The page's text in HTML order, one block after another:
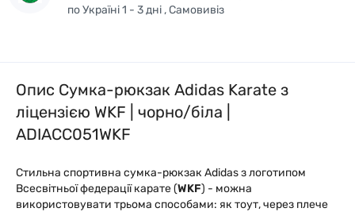
по Україні 1 - 3 дні , Самовивіз
Опис Сумка-рюкзак Adidas Karate з
ліцензією WKF | чорно/біла |
ADIACC051WKF
Стильна спортивна сумка-рюкзак Adidas з логотипом
Всесвітньої федерації карате (WKF) - можна
використовувати трьома способами: як тоут, через плече